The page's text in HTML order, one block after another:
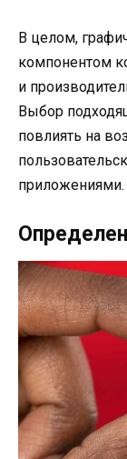
В целом,
компонентом
и
Выбор
повлиять на
приложениями.